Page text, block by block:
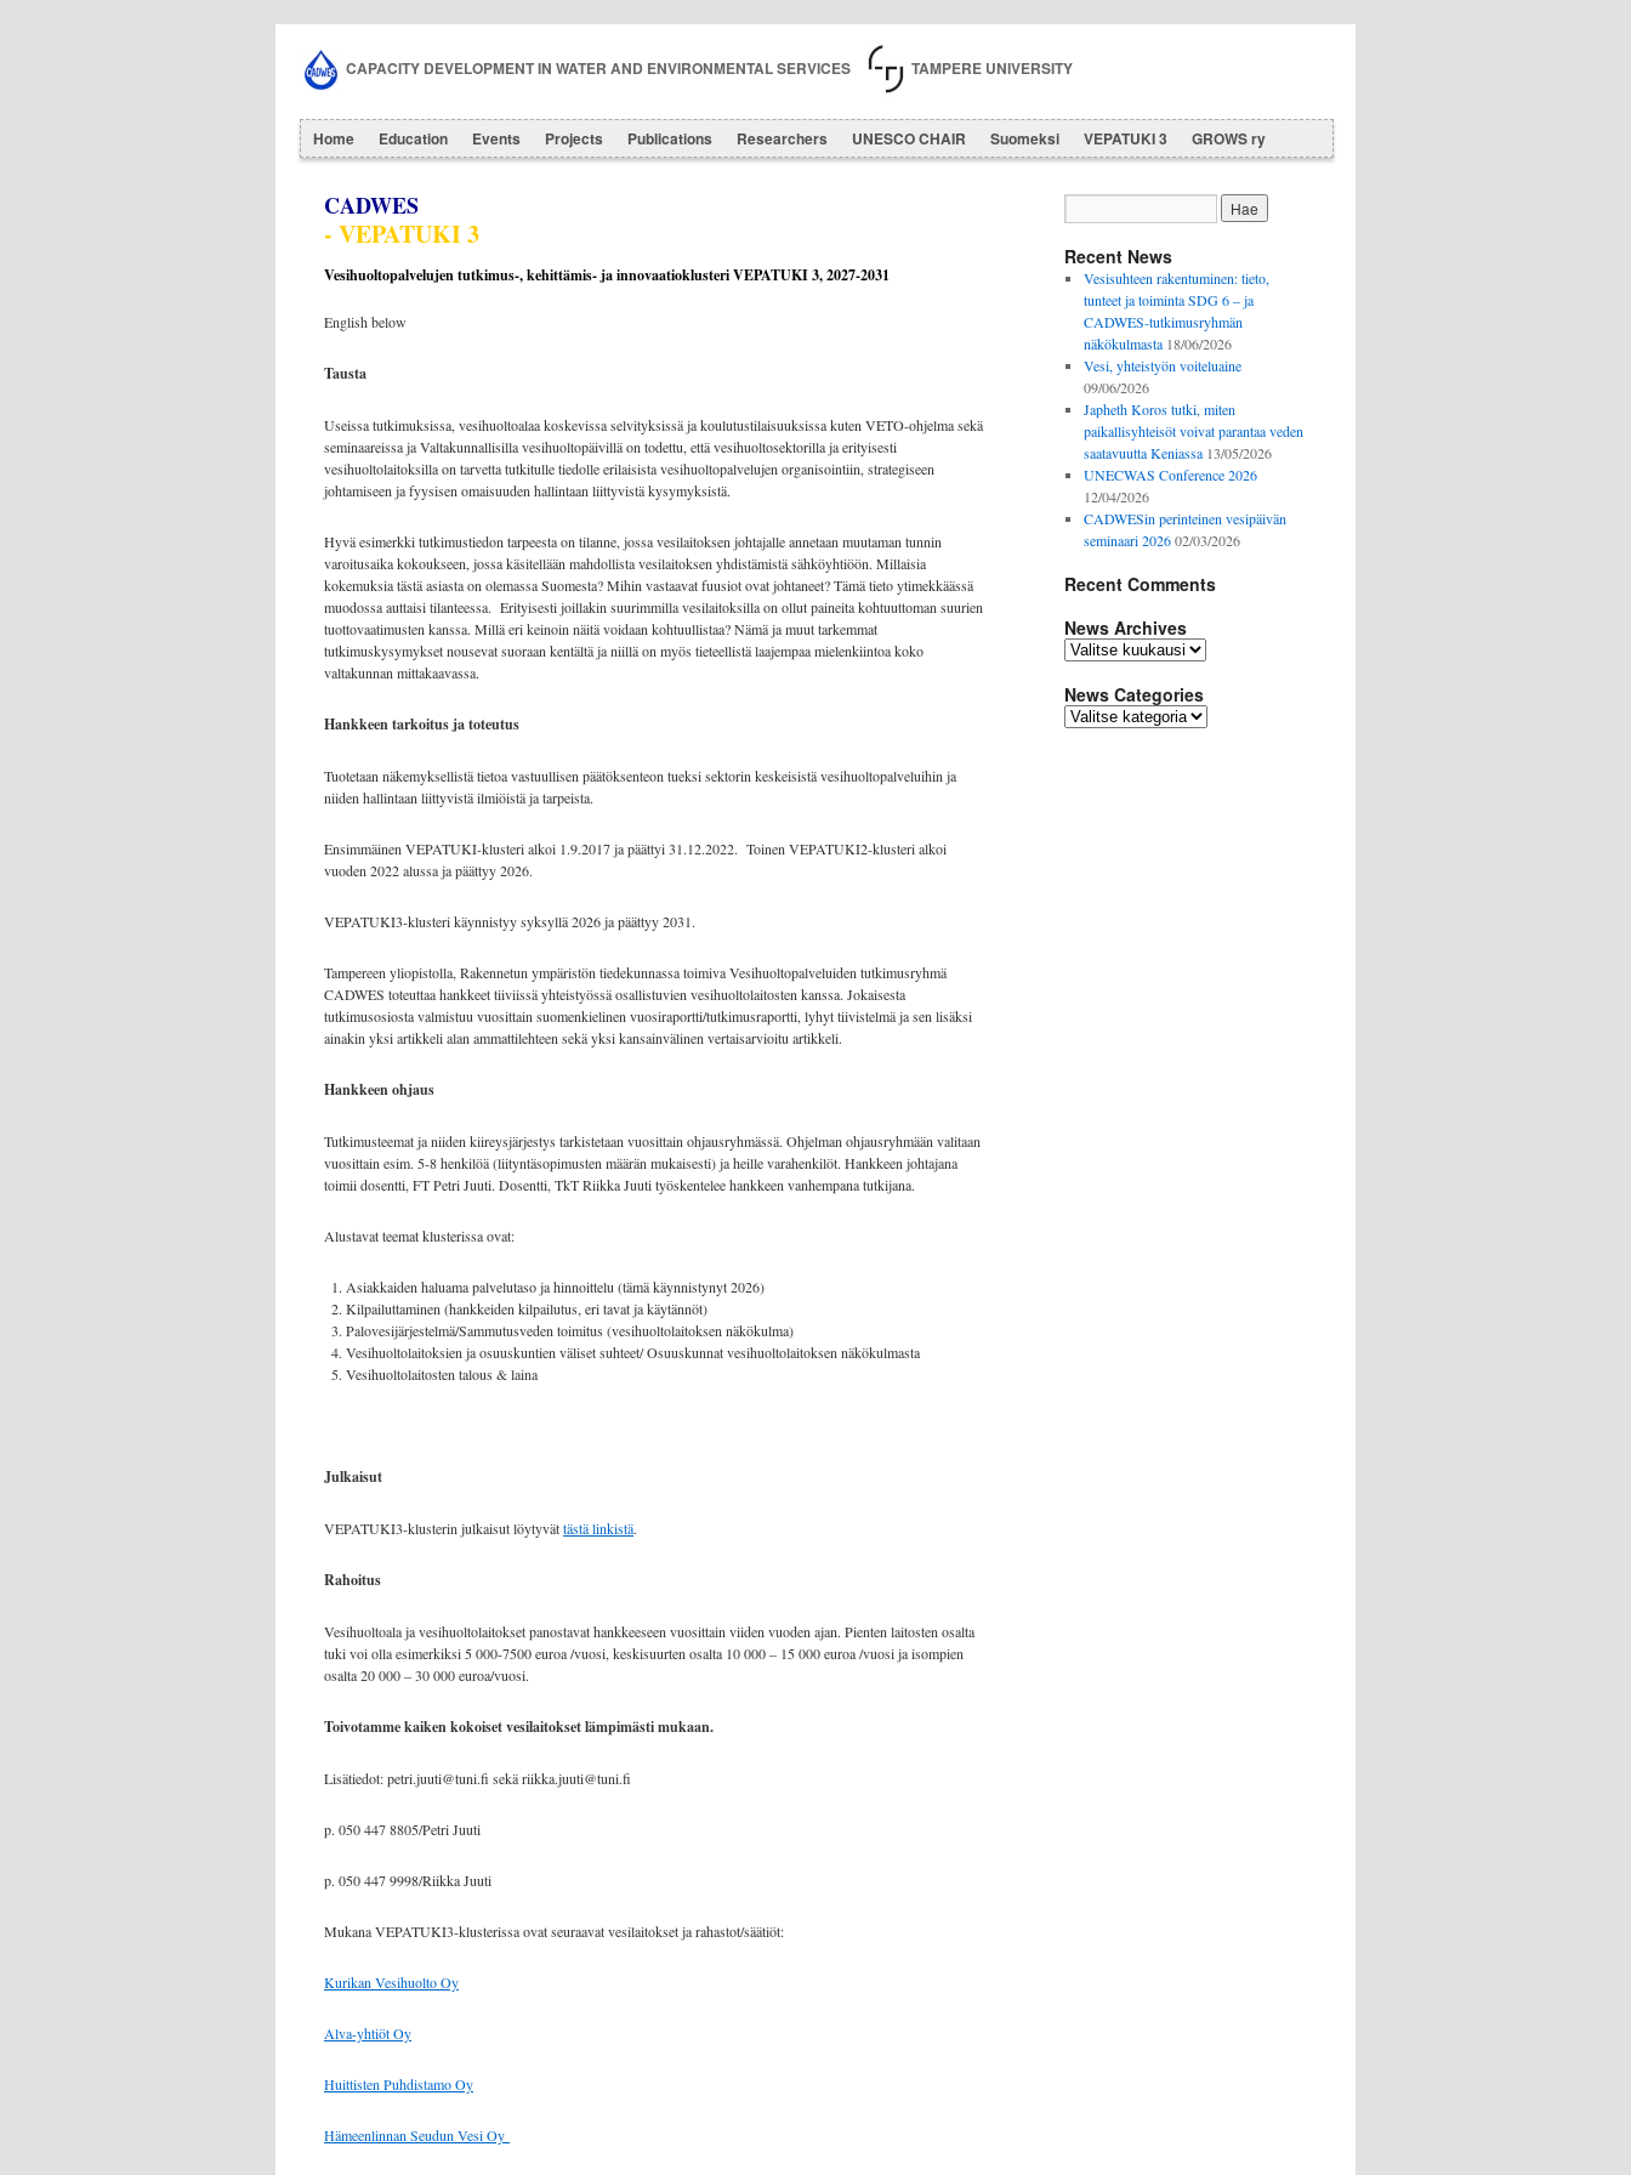
CAPACITY DEVELOPMENT IN WATER AND ENVIRONMENTAL SERVICES TAMPERE UNIVERSITY
Home Education Events Projects Publications Researchers UNESCO CHAIR Suomeksi VEPATUKI 3 GROWS ry
CADWES
- VEPATUKI 3
Vesihuoltopalvelujen tutkimus-, kehittämis- ja innovaatioklusteri VEPATUKI 3, 2027-2031
English below
Tausta
Useissa tutkimuksissa, vesihuoltoalaa koskevissa selvityksissä ja koulutustilaisuuksissa kuten VETO-ohjelma sekä
seminaareissa ja Valtakunnallisilla vesihuoltopäivillä on todettu, että vesihuoltosektorilla ja erityisesti
vesihuoltolaitoksilla on tarvetta tutkitulle tiedolle erilaisista vesihuoltopalvelujen organisointiin, strategiseen
johtamiseen ja fyysisen omaisuuden hallintaan liittyvistä kysymyksistä.
Hyvä esimerkki tutkimustiedon tarpeesta on tilanne, jossa vesilaitoksen johtajalle annetaan muutaman tunnin
varoitusaika kokoukseen, jossa käsitellään mahdollista vesilaitoksen yhdistämistä sähköyhtiöön. Millaisia
kokemuksia tästä asiasta on olemassa Suomesta? Mihin vastaavat fuusiot ovat johtaneet? Tämä tieto ytimekkäässä
muodossa auttaisi tilanteessa. Erityisesti joillakin suurimmilla vesilaitoksilla on ollut paineita kohtuuttoman suurien
tuottovaatimusten kanssa. Millä eri keinoin näitä voidaan kohtuullistaa? Nämä ja muut tarkemmat
tutkimuskysymykset nousevat suoraan kentältä ja niillä on myös tieteellistä laajempaa mielenkiintoa koko
valtakunnan mittakaavassa.
Hankkeen tarkoitus ja toteutus
Tuotetaan näkemyksellistä tietoa vastuullisen päätöksenteon tueksi sektorin keskeisistä vesihuoltopalveluihin ja
niiden hallintaan liittyvistä ilmiöistä ja tarpeista.
Ensimmäinen VEPATUKI-klusteri alkoi 1.9.2017 ja päättyi 31.12.2022. Toinen VEPATUKI2-klusteri alkoi
vuoden 2022 alussa ja päättyy 2026.
VEPATUKI3-klusteri käynnistyy syksyllä 2026 ja päättyy 2031.
Tampereen yliopistolla, Rakennetun ympäristön tiedekunnassa toimiva Vesihuoltopalveluiden tutkimusryhmä
CADWES toteuttaa hankkeet tiiviissä yhteistyössä osallistuvien vesihuoltolaitosten kanssa. Jokaisesta
tutkimusosiosta valmistuu vuosittain suomenkielinen vuosiraportti/tutkimusraportti, lyhyt tiivistelmä ja sen lisäksi
ainakin yksi artikkeli alan ammattilehteen sekä yksi kansainvälinen vertaisarvioitu artikkeli.
Hankkeen ohjaus
Tutkimusteemat ja niiden kiireysjärjestys tarkistetaan vuosittain ohjausryhmässä. Ohjelman ohjausryhmään valitaan
vuosittain esim. 5-8 henkilöä (liityntäsopimusten määrän mukaisesti) ja heille varahenkilöt. Hankkeen johtajana
toimii dosentti, FT Petri Juuti. Dosentti, TkT Riikka Juuti työskentelee hankkeen vanhempana tutkijana.
Alustavat teemat klusterissa ovat:
Asiakkaiden haluama palvelutaso ja hinnoittelu (tämä käynnistynyt 2026)
Kilpailuttaminen (hankkeiden kilpailutus, eri tavat ja käytännöt)
Palovesijärjestelmä/Sammutusveden toimitus (vesihuoltolaitoksen näkökulma)
Vesihuoltolaitoksien ja osuuskuntien väliset suhteet/ Osuuskunnat vesihuoltolaitoksen näkökulmasta
Vesihuoltolaitosten talous & laina
Julkaisut
VEPATUKI3-klusterin julkaisut löytyvättästä linkistä.
Rahoitus
Vesihuoltoala ja vesihuoltolaitokset panostavat hankkeeseen vuosittain viiden vuoden ajan. Pienten laitosten osalta
tuki voi olla esimerkiksi 5 000-7500 euroa /vuosi, keskisuurten osalta 10 000 – 15 000 euroa /vuosi ja isompien
osalta 20 000 – 30 000 euroa/vuosi.
Toivotamme kaiken kokoiset vesilaitokset lämpimästi mukaan.
Lisätiedot: petri.juuti@tuni.fi sekä riikka.juuti@tuni.fi
p. 050 447 8805/Petri Juuti
p. 050 447 9998/Riikka Juuti
Mukana VEPATUKI3-klusterissa ovat seuraavat vesilaitokset ja rahastot/säätiöt:
Kurikan Vesihuolto Oy
Alva-yhtiöt Oy
Huittisten Puhdistamo Oy
Hämeenlinnan Seudun Vesi Oy
Recent News
Vesisuhteen rakentuminen: tieto,
tunteet ja toiminta SDG 6 – ja
CADWES-tutkimusryhmän
näkökulmasta 18/06/2026
Vesi, yhteistyön voiteluaine
09/06/2026
Japheth Koros tutki, miten
paikallisyhteisöt voivat parantaa veden
saatavuutta Keniassa 13/05/2026
UNECWAS Conference 2026
12/04/2026
CADWESin perinteinen vesipäivän
seminaari 2026 02/03/2026
Recent Comments
News Archives
News Categories